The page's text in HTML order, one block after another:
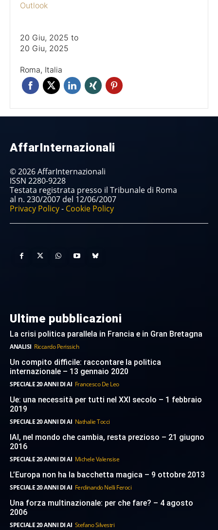
Outlook
20 Giu, 2025 to
20 Giu, 2025
Roma, Italia
AffarInternazionali
© 2026 AffarInternazionali
ISSN 2280-9228
Testata registrata presso il Tribunale di Roma
al n. 230/2007 del 12/06/2007
Privacy Policy- Cookie Policy
Ultime pubblicazioni
La crisi politica parallela in Francia e in Gran Bretagna
ANALISI Riccardo Perissich
Un compito difficile: raccontare la politica
internazionale – 13 gennaio 2020
SPECIALE 20 ANNI DI AI Francesco De Leo
Ue: una necessità per tutti nel XXI secolo – 1 febbraio
2019
SPECIALE 20 ANNI DI AI Nathalie Tocci
IAI, nel mondo che cambia, resta prezioso – 21 giugno
2016
SPECIALE 20 ANNI DI AI Michele Valensise
L’Europa non ha la bacchetta magica – 9 ottobre 2013
SPECIALE 20 ANNI DI AI Ferdinando Nelli Feroci
Una forza multinazionale: per che fare? – 4 agosto
2006
SPECIALE 20 ANNI DI AI Stefano Silvestri